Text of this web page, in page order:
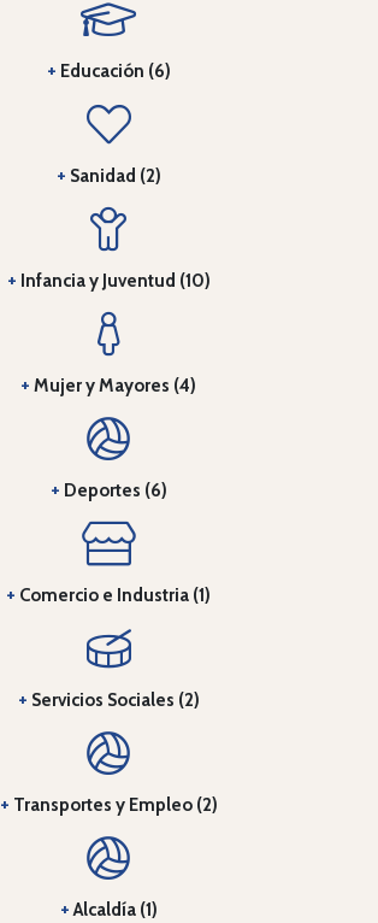
+ Educación (6)
+ Sanidad (2)
+ Infancia y Juventud (10)
+ Mujer y Mayores (4)
+ Deportes (6)
+ Comercio e Industria (1)
+ Servicios Sociales (2)
+ Transportes y Empleo (2)
+Alcaldía (1)